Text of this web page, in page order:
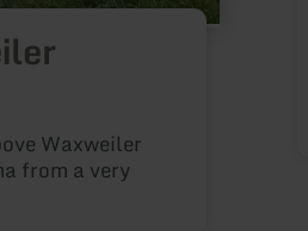
Waxweiler
from a very